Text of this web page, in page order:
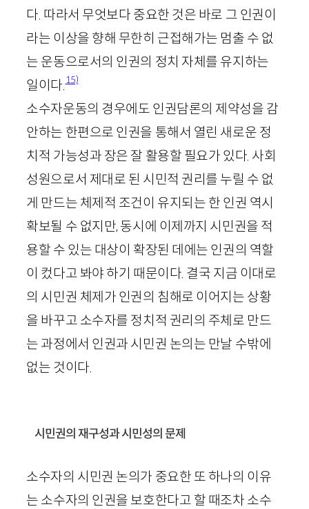
다. 따라서 무엇보다 중요한 것은 바로 그 인권이
라는 이상을 향해 무한히 근접해가는 멈출 수 없
는 운동으로서의 인권의 정치 자체를 유지하는
일이다.15)
소수자운동의 경우에도 인권담론의 제약성을 감
안하는 한편으로 인권을 통해서 열린 새로운 정
치적 가능성과 장은 잘 활용할 필요가 있다. 사회
성원으로서 제대로 된 시민적 권리를 누릴 수 없
게 만드는 체제적 조건이 유지되는 한 인권 역시
확보될 수 없지만, 동시에 이제까지 시민권을 적
용할 수 있는 대상이 확장된 데에는 인권의 역할
이 컸다고 봐야 하기 때문이다. 결국 지금 이대로
의 시민권 체제가 인권의 침해로 이어지는 상황
을 바꾸고 소수자를 정치적 권리의 주체로 만드
는 과정에서 인권과 시민권 논의는 만날 수밖에
없는 것이다.
시민권의 재구성과 시민성의 문제
소수자의 시민권 논의가 중요한 또 하나의 이유
는 소수자의 인권을 보호한다고 할 때조차 소수